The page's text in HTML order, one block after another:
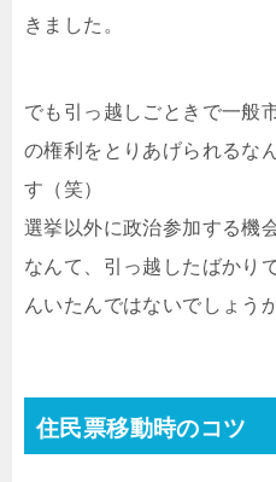
きました。
でも引っ越しごときで一般
の権利をとりあげられるな
す（笑）
選挙以外に政治参加する機
なんて、引っ越したばかり
んいたんではないでしょう
住民票移動時のコツ